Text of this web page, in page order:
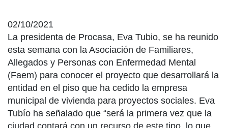
02/10/2021
La presidenta de Procasa, Eva Tubio, se ha reunido
esta semana con la Asociación de Familiares,
Allegados y Personas con Enfermedad Mental
(Faem) para conocer el proyecto que desarrollará la
entidad en el piso que ha cedido la empresa
municipal de vivienda para proyectos sociales. Eva
Tubío ha señalado que “será la primera vez que la
ciudad contará con un recurso de este tipo, lo que